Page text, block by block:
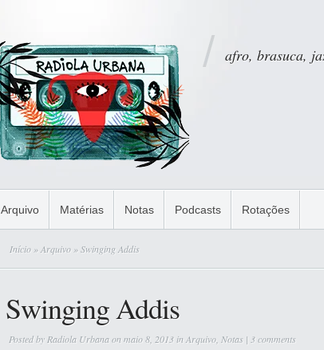
afro, brasuca,
Arquivo Matérias Notas Podcasts Rotações
Início »Arquivo » Swinging Addis
Swinging Addis
Posted by Radiola Urbanaon maio 8, 2013 inArquivo Notas | 3 comments